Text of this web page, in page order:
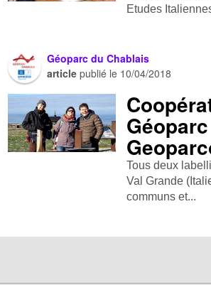
Etudes
Géoparc du Chablais
article publié le 10/04/2018
Tous deux
Val Grande
communs et...